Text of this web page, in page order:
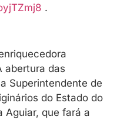
.
abertura das
Superintendente de
do Estado do
Aguiar, que fará a